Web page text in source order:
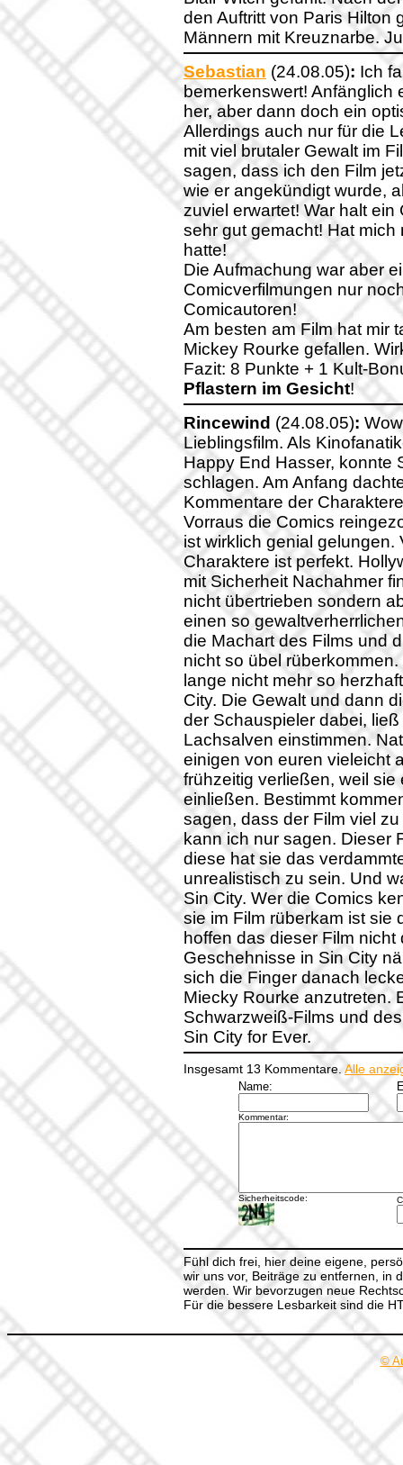
den Auftritt von Paris Hilton
Männern mit Kreuznarbe.
Sebastian (24.08.05): Ich
bemerkenswert!
her, aber dann doch ein
Allerdings auch nur für die
mit viel brutaler Gewalt im
sagen, dass ich den Film
wie er angekündigt wurde,
zuviel erwartet! War halt
sehr gut gemacht! Hat
hatte!
Die Aufmachung war aber
Comicverfilmungen nur
Comicautoren!
Am besten am Film hat mir
Mickey Rourke gefallen.
Fazit: 8 Punkte + 1 Kult-
Pflastern im Gesicht!
Rincewind (24.08.05):
Lieblingsfilm. Als
Happy End Hasser, konnte
schlagen. Am Anfang
Kommentare der
Vorraus die Comics
ist wirklich genial
Charaktere ist perfekt.
mit Sicherheit Nachahmer
nicht übertrieben sondern
einen so
die Machart des Films und
nicht so übel
lange nicht mehr so
City. Die Gewalt und dann
der Schauspieler dabei,
Lachsalven einstimmen.
einigen von euren vieleicht
frühzeitig verließen, weil
einließen. Bestimmt
sagen, dass der Film viel
kann ich nur sagen. Dieser
diese hat sie das
unrealistisch zu sein. Und
Sin City. Wer die Comics
sie im Film rüberkam ist sie
hoffen das dieser Film
Geschehnisse in Sin City
sich die Finger danach
Miecky Rourke anzutreten.
Schwarzweiß-Films und
Sin City for Ever.
Insgesamt 13 Kommentare. Alle
Name:
Kommentar:
Sicherheitscode:
Fühl dich frei, hier deine eigene,
wir uns vor, Beiträge zu entfernen, in
werden. Wir bevorzugen neue
Für die bessere Lesbarkeit sind die
©